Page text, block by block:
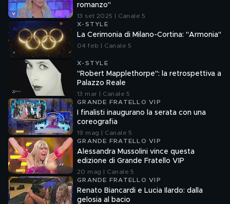
romanzo"
13 set 2025 | Canale 5
X-STYLE
La Cerimonia di Milano-Cortina: "Armonia"
04 feb | Canale 5
X-STYLE
"Robert Mapplethorpe": la retrospettiva a
Palazzo Reale
13 mar | Canale 5
GRANDE FRATELLO VIP
I finalisti inaugurano la serata con una
coreografia
19 mag | Canale 5
GRANDE FRATELLO VIP
Alessandra Mussolini vince questa
edizione di Grande Fratello VIP
20 mag | Canale 5
GRANDE FRATELLO VIP
Renato Biancardi e Lucia Ilardo: dalla
gelosia al bacio